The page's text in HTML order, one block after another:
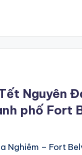
Nguyên
phố Fort
Nghiêm – Fort